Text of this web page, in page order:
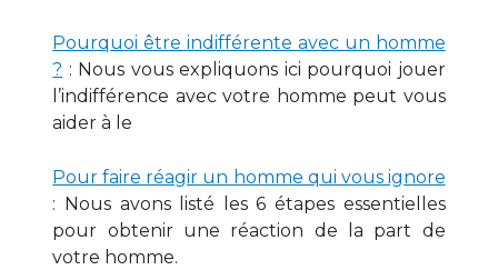
Pourquoi être indifférente avec un homme
? : Nous vous expliquons ici pourquoi jouer
l’indifférence avec votre homme peut vous
aider à le
Pour faire réagir un homme qui vous ignore
: Nous avons listé les 6 étapes essentielles
pour obtenir une réaction de la part de
votre homme.